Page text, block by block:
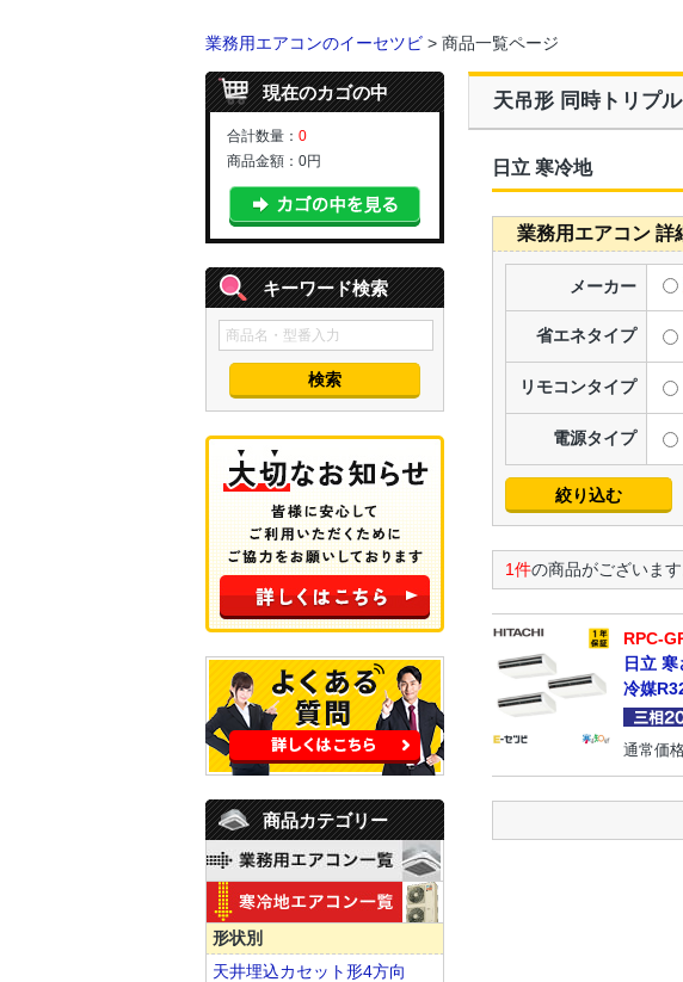
業務用エアコンのイーセツビ > 商品一覧ページ
天吊形 同時トリプル
日立 寒冷地
業務用エアコン 詳
メーカー
省エネタイプ
リモコンタイプ
電源タイプ
1件の商品がございます
RPC-
日立
冷媒
通常価
現在のカゴの中
合計数量： 0
商品金額： 0円
キーワード検索
商品カテゴリー
形状別
天井埋込カセット形4方向